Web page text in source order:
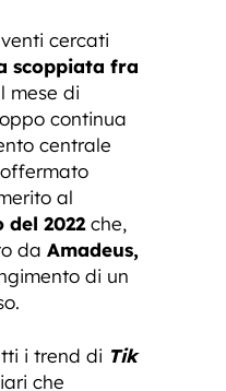
cercati
scoppiata fra
mese di
continua
centrale
al
del 2022che,
da Amadeus,
di un
i trend di Tik
che